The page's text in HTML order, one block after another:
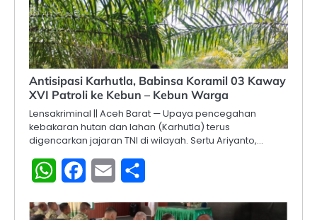
Antisipasi Karhutla, Babinsa Koramil 03 Kaway
XVI Patroli ke Kebun – Kebun Warga
Lensakriminal || Aceh Barat — Upaya pencegahan
kebakaran hutan dan lahan (Karhutla) terus
digencarkan jajaran TNI di wilayah. Sertu Ariyanto,…
WhatsAppFacebook
Email